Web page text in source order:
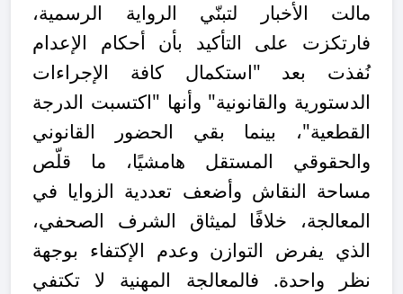
مالت الأخبار لتبنّي الرواية الرسمية،
فارتكزت على التأكيد بأن أحكام الإعدام
نُفذت بعد "استكمال كافة الإجراءات
الدستورية والقانونية" وأنها "اكتسبت الدرجة
القطعية"، بينما بقي الحضور القانوني
والحقوقي المستقل هامشيًا، ما قلّص
مساحة النقاش وأضعف تعددية الزوايا في
المعالجة، خلافًا لميثاق الشرف الصحفي،
الذي يفرض التوازن وعدم الإكتفاء بوجهة
نظر واحدة. فالمعالجة المهنية لا تكتفي